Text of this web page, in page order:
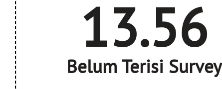
13.56
Belum Terisi Survey